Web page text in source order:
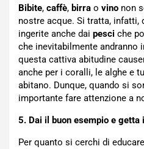
Bibite, caffè, birra o vino non
nostre acque. Si tratta, infatti,
ingerite anche dai pesci che
che inevitabilmente andranno
questa cattiva abitudine
anche per i coralli, le alghe e
abitano. Dunque, quando si
importante fare attenzione a
5. Dai il buon esempio e
Per quanto si cerchi di